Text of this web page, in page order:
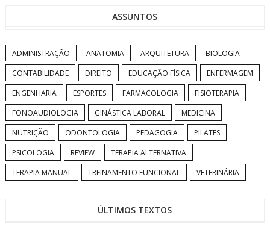
ASSUNTOS
ADMINISTRAÇÃO ANATOMIA ARQUITETURA
BIOLOGIA
CONTABILIDADE
DIREITO EDUCAÇÃO FÍSICA
ENFERMAGEM
ENGENHARIA
ESPORTES FARMACOLOGIA
FISIOTERAPIA
FONOAUDIOLOGIA
GINÁSTICA LABORAL
MEDICINA
NUTRIÇÃO
ODONTOLOGIA PEDAGOGIA
PILATES
PSICOLOGIA
REVIEW
TERAPIA ALTERNATIVA
TERAPIA MANUAL
TREINAMENTO FUNCIONAL VETERINÁRIA
ÚLTIMOS TEXTOS